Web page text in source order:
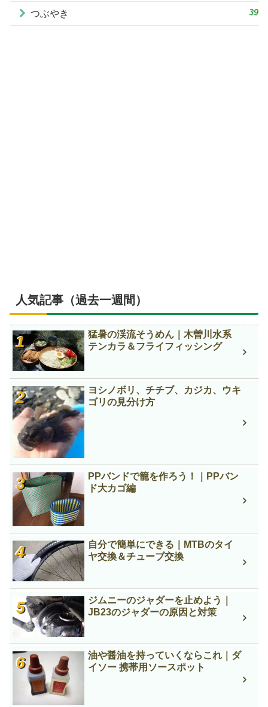
つぶやき 39
人気記事（過去一週間）
猛暑の渓流そうめん｜木曽川水系
テンカラ＆フライフィッシング
ヨシノボリ、チチブ、カジカ、ウキ
ゴリの見分け方
PPバンドで籠を作ろう！｜PPバン
ド大カゴ編
自分で簡単にできる｜MTBのタイ
ヤ交換＆チューブ交換
ジムニーのジャダーを止めよう｜
JB23のジャダーの原因と対策
油や醤油を持っていくならこれ｜ダ
イソー 携帯用ソースポット